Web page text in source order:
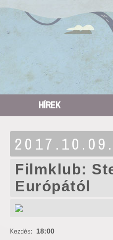
HÍREK
2017.10.09.
Filmklub:
Európától
Kezdés: 18:00